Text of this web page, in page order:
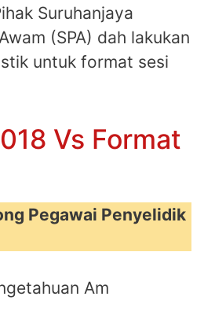
Suruhanjaya
(SPA) dah lakukan
untuk format sesi
Vs Format
Pegawai Penyelidik
Am